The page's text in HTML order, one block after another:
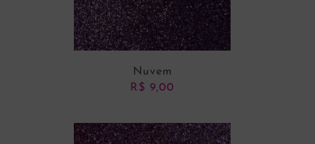
Nuvem
R$ 9,00